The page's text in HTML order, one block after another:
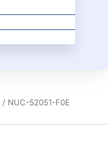
/ NUC-52051-F0E